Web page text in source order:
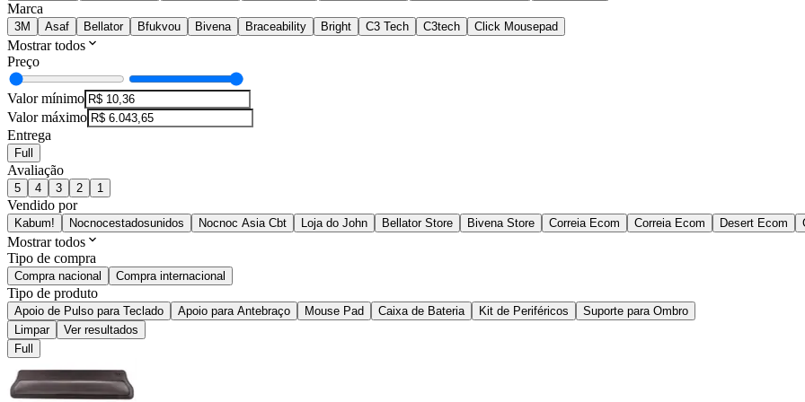
Marca
3M Asaf Bellator Bfukvou Bivena Braceability Bright C3 Tech C3tech Click Mousepad
Mostrar todos
Preço
Valor mínimo
Valor máximo
Entrega
Full
Avaliação
5 4 3 2 1
Vendido por
Kabum! Nocnocestadosunidos Nocnoc Asia Cbt Loja do John Bellator Store Bivena Store Correia Ecom Correia Ecom Desert Ecom
Mostrar todos
Tipo de compra
Compra nacional Compra internacional
Tipo de produto
Apoio de Pulso para Teclado Apoio para Antebraço Mouse Pad Caixa de Bateria Kit de Periféricos
Suporte para Ombro
Limpar
Ver resultados
Full